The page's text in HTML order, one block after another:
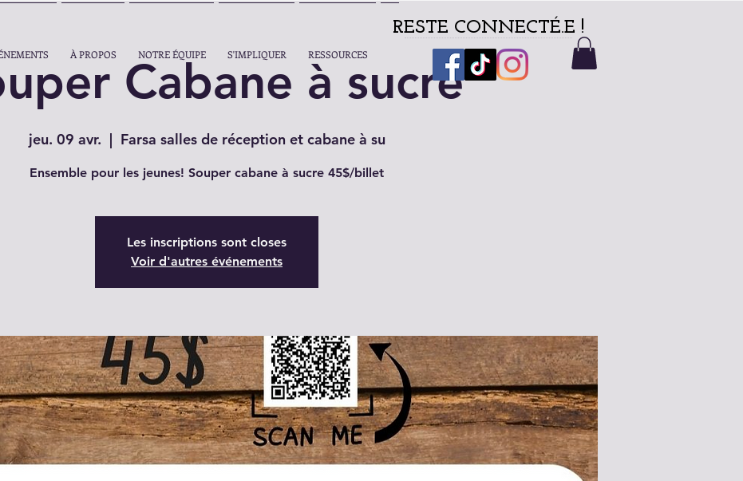
À PROPOS NOTRE ÉQUIPE S'IMPLIQUER RESSOURCES
RESTE CONNECTÉ.E !
Cabane à sucre
jeu. 09 avr.
  |
Farsa salles de réception et cabane à su
Ensemble pour les jeunes! Souper cabane à sucre 45$/billet
Les inscriptions sont closes
Voir d'autres événements